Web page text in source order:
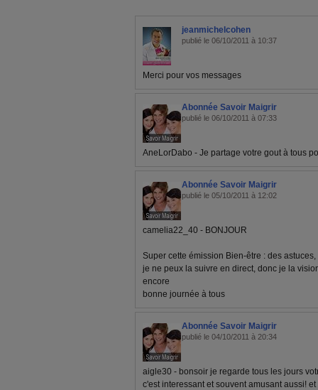
jeanmichelcohen
publié le 06/10/2011 à 10:37
Merci pour vos messages
Abonnée Savoir Maigrir
publié le 06/10/2011 à 07:33
AneLorDabo - Je partage votre gout à tous
Abonnée Savoir Maigrir
publié le 05/10/2011 à 12:02
camelia22_40 - BONJOUR
Super cette émission Bien-être : des
je ne peux la suivre en direct, donc je la
encore
bonne journée à tous
Abonnée Savoir Maigrir
publié le 04/10/2011 à 20:34
aigle30 - bonsoir je regarde tous les jours
c'est interessant et souvent amusant aussi!